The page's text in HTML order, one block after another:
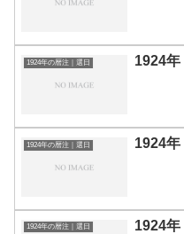
1924年の暦注｜選日 1924
1924年の暦注｜選日 1924
1924年の暦注｜選日 1924